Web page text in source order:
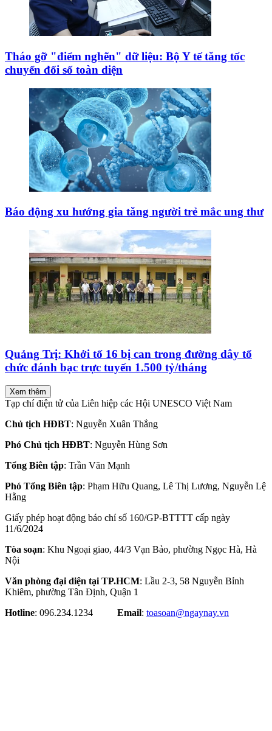
Tháo gỡ "điểm nghẽn" dữ liệu: Bộ Y tế tăng tốc
chuyển đổi số toàn diện
Báo động xu hướng gia tăng người trẻ mắc ung thư
Quảng Trị: Khởi tố 16 bị can trong đường dây tổ
chức đánh bạc trực tuyến 1.500 tỷ/tháng
Xem thêm
Tạp chí điện tử của Liên hiệp các Hội UNESCO Việt Nam
Chủ tịch HĐBT: Nguyễn Xuân Thắng
Phó Chủ tịch HĐBT: Nguyễn Hùng Sơn
Tổng Biên tập: Trần Văn Mạnh
Phó Tổng Biên tập: Phạm Hữu Quang, Lê Thị Lương, Nguyễn Lệ
Hằng
Giấy phép hoạt động báo chí số 160/GP-BTTTT cấp ngày
11/6/2024
Tòa soạn: Khu Ngoại giao, 44/3 Vạn Bảo, phường Ngọc Hà, Hà
Nội
Văn phòng đại diện tại TP.HCM: Lầu 2-3, 58 Nguyễn Bỉnh
Khiêm, phường Tân Định, Quận 1
Hotline: 096.234.1234 Email: toasoan@ngaynay.vn